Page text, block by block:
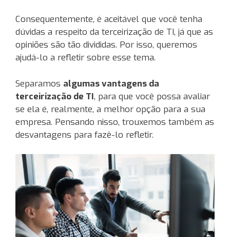
Consequentemente, é aceitável que você tenha
dúvidas a respeito da terceirização de TI, já que as
opiniões são tão divididas. Por isso, queremos
ajudá-lo a refletir sobre esse tema.
Separamos algumas vantagens da
terceirização de TI, para que você possa avaliar
se ela é, realmente, a melhor opção para a sua
empresa. Pensando nisso, trouxemos também as
desvantagens para fazê-lo refletir.